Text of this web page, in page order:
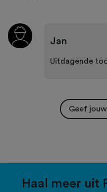
Jan
Uitdagende
Geef
Haal meer uit